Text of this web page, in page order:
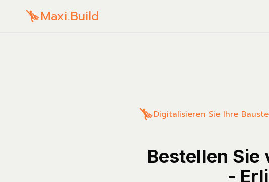
Maxi.Build
Digitalisieren Sie Ihre
Bestellen Sie
-